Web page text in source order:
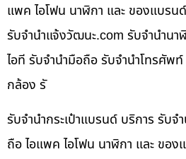
แพค ไอโฟน นาฬิกา และ ของแบรน
รับจํานําแจ้งวัฒนะ.com รับจำนำนา
ไอที รับจำนำมือถือ รับจำนำโทรศัพ
กล้อง รั
รับจำนำกระเป๋าแบรนด์ บริการ รับจ
ถือ ไอแพค ไอโฟน นาฬิกา และ ของ